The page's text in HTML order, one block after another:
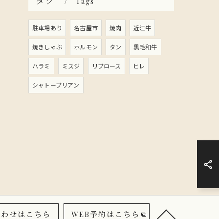
駐車場あり 名古屋市 焼肉 近江牛
焼きしゃぶ ホルモン タン 黒毛和牛
ハラミ ミスジ リブロース ヒレ
シャトーブリアン
せはこちら WEB予約はこちら